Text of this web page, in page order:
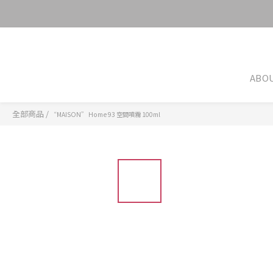
全部商品 / “MAISON” Home 93 空間噴霧 100ml